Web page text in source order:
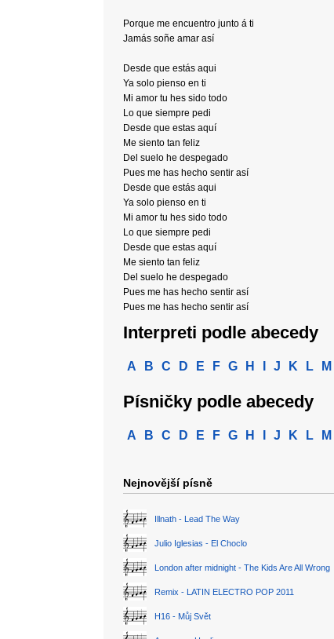
Porque me encuentro junto á ti
Jamás soñe amar así
Desde que estás aqui
Ya solo pienso en ti
Mi amor tu hes sido todo
Lo que siempre pedi
Desde que estas aquí
Me siento tan feliz
Del suelo he despegado
Pues me has hecho sentir así
Desde que estás aqui
Ya solo pienso en ti
Mi amor tu hes sido todo
Lo que siempre pedi
Desde que estas aquí
Me siento tan feliz
Del suelo he despegado
Pues me has hecho sentir así
Pues me has hecho sentir así
Interpreti podle abecedy
A B C D E F G H J K L M
Písničky podle abecedy
A B C D E F G H J K L M
Nejnovější písně
Illnath - Lead The Way
Julio Iglesias - El Choclo
London after midnight - The Kids Are All Wrong
Remix - LATIN ELECTRO POP 2011
H16 - Můj Svět